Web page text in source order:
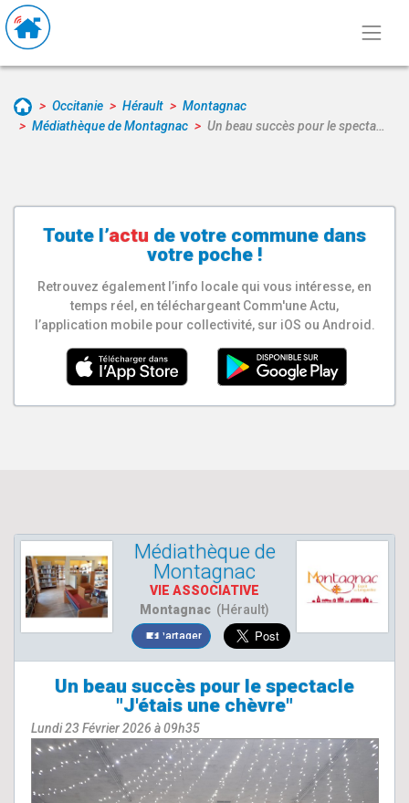
Occitanie Hérault
Montagnac
Médiathèque de Montagnac
Un beau succès pour le specta…
Toute l’actu de votre commune dans
votre poche !
Retrouvez également l’info locale qui vous intéresse, en
temps réel, en téléchargeant Comm'une Actu,
l’application mobile pour collectivité, sur iOS ou Android.
Médiathèque de
Montagnac
VIE ASSOCIATIVE
Montagnac (Hérault)
Partager
Un beau succès pour le spectacle
"J'étais une chèvre"
Lundi 23 Février 2026 à 09h35